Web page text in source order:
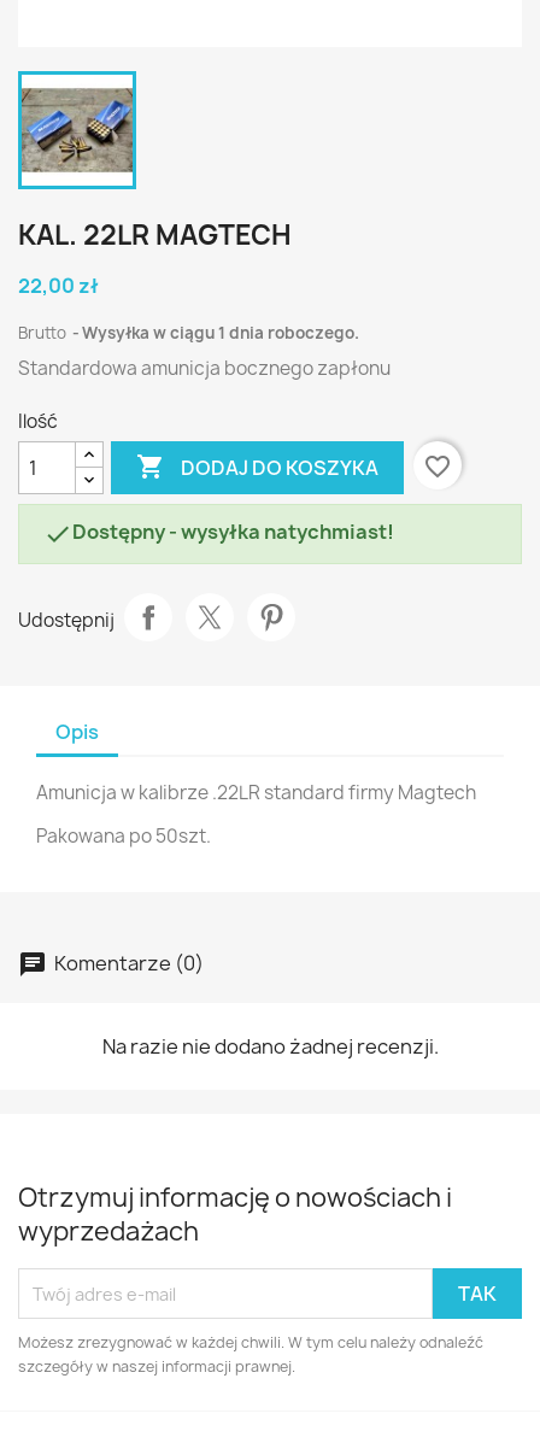
KAL. 22LR MAGTECH
22,00 zł
Brutto Wysyłka w ciągu 1 dnia roboczego.
Standardowa amunicja bocznego zapłonu
Ilość
 DODAJ DO KOSZYKA favorite_border
Dostępny - wysyłka natychmiast!
Udostępnij
Opis
Amunicja w kalibrze .22LR standard firmy Magtech
Pakowana po 50szt.
Komentarze (0)
Na razie nie dodano żadnej recenzji.
Otrzymuj informację o nowościach i
wyprzedażach
Możesz zrezygnować w każdej chwili. W tym celu należy odnaleźć
szczegóły w naszej informacji prawnej.